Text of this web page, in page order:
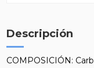
Descripción
COMPOSICIÓN: